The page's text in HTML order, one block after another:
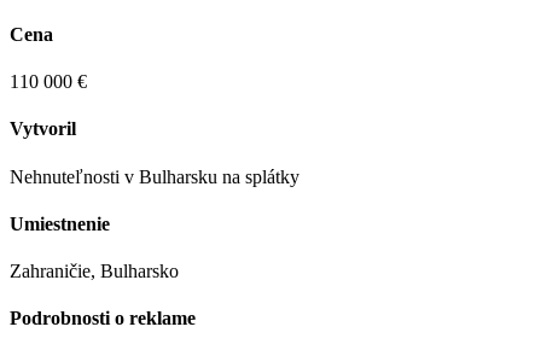
Cena
110 000 €
Vytvoril
Nehnuteľnosti v Bulharsku na splátky
Umiestnenie
Zahraničie, Bulharsko
Podrobnosti o reklame